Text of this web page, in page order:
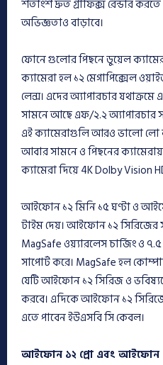
শতাংশ দ্রুত গ্রাফিক্স রেন্ডার করতে
অভিজ্ঞতাও বাড়াবে।
ফোনে গুলোর পিছনে ডুয়েল
ক্যামেরা হল ১২ মেগাপিক্সেল
লেন্স। এদের অ্যাপারচার
সামনে আছে এফ/২.২ অ্যাপারচার
এই ক্যামেরাগুলি আরও ভালো লো
আবার সামনে ও পিছনের
ক্যামেরা দিয়ে 4K Dolby Vision
আইফোন ১২ মিনি ১৫ ঘণ্টা ও
টাইম দেয়। আইফোন ১২ সিরিজের
MagSafe ওয়্যারলেস চার্জিং ও ৭.৫
সাপোর্ট করে। MagSafe হল
যেটি আইফোন ১২ সিরিজ ও
করবে। এদিকে আইফোন ১২
এতে পাবেন ইউএসবি সি কেবল।
আইফোন ১২ প্রো এবং আইফোন